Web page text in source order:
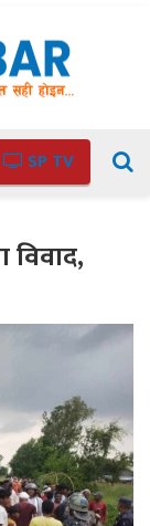
SP TV
विवाद,